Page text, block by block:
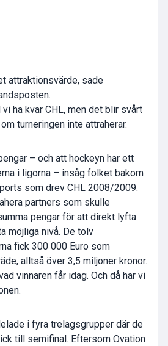
attraktionsvärde, sade
ha kvar CHL, men det blir svårt
turneringen inte attraherar.
– och att hockeyn har ett
i ligorna – insåg folket bakom
som drev CHL 2008/2009.
partners som skulle
pengar för att direkt lyfta
möjliga nivå. De tolv
fick 300 000 Euro som
alltså över 3,5 miljoner kronor.
vinnaren får idag. Och då har vi
i fyra trelagsgrupper där de
till semifinal. Eftersom Ovation